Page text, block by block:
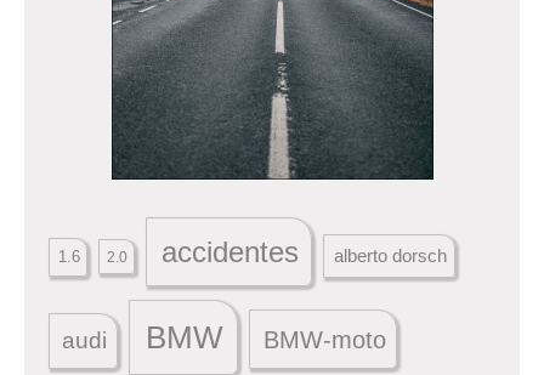
1.6 2.0 accidentes alberto dorsch
audi BMW BMW-moto